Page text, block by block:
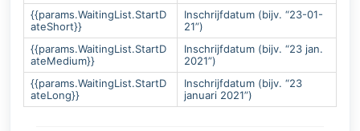
{{params.WaitingList.StartD
ateShort}}
Inschrijfdatum (bijv. “23-01-
21”)
{{params.WaitingList.StartD
ateMedium}}
Inschrijfdatum (bijv. “23 jan.
2021”)
{{params.WaitingList.StartD
ateLong}}
Inschrijfdatum (bijv. “23
januari 2021”)